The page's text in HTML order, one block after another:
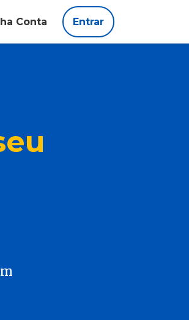
Conta Entrar